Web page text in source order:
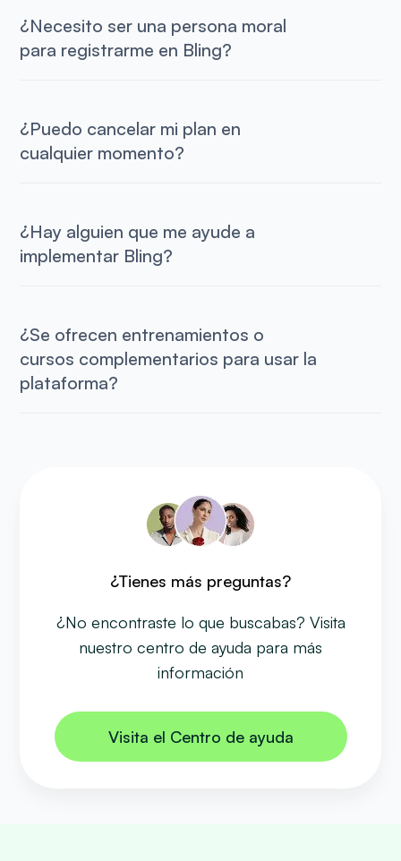
¿Necesito ser una persona moral
para registrarme en Bling?
¿Puedo cancelar mi plan en
cualquier momento?
¿Hay alguien que me ayude a
implementar Bling?
¿Se ofrecen entrenamientos o
cursos complementarios para usar la
plataforma?
¿Tienes más preguntas?
¿No encontraste lo que buscabas? Visita
nuestro centro de ayuda para más
información
Visita el Centro de ayuda